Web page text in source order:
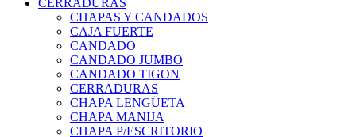
CERRADURAS
CHAPAS Y CANDADOS
CAJA FUERTE
CANDADO
CANDADO JUMBO
CANDADO TIGON
CERRADURAS
CHAPA LENGÜETA
CHAPA MANIJA
CHAPA P/ESCRITORIO